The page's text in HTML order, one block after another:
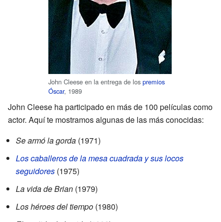
John Cleese en la entrega de los premios
Óscar, 1989
John Cleese ha participado en más de 100 películas como
actor. Aquí te mostramos algunas de las más conocidas:
Se armó la gorda (1971)
Los caballeros de la mesa cuadrada y sus locos
seguidores (1975)
La vida de Brian (1979)
Los héroes del tiempo (1980)